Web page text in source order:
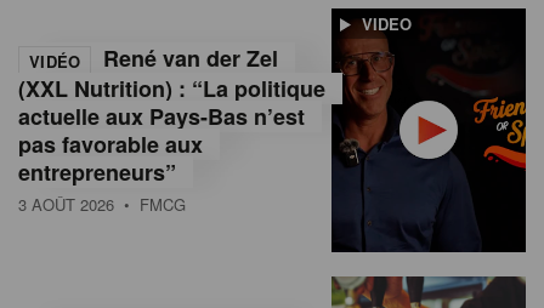
VIDEO
VIDÉO
René van der Zel
(XXL Nutrition) : “La politique
actuelle aux Pays-Bas n’est
pas favorable aux
entrepreneurs”
3 AOÛT 2026 • FMCG